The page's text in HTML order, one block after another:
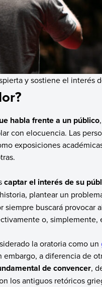
y sostiene el interés
habla frente a un público
con elocuencia. Las
exposiciones
captar el interés de su
plantear un
siempre buscará
o, simplemente,
la oratoria como un
embargo, a diferencia de
de convencer,
los antiguos retóricos